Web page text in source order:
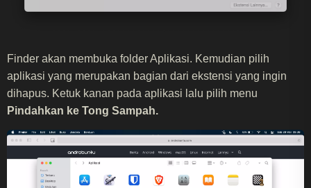
Finder akan membuka folder Aplikasi. Kemudian pilih
aplikasi yang merupakan bagian dari ekstensi yang ingin
dihapus. Ketuk kanan pada aplikasi lalu pilih menu
Pindahkan ke Tong Sampah.